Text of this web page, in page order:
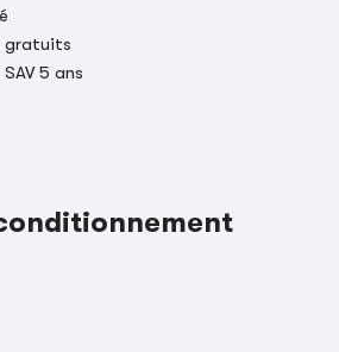
gratuits
5 ans